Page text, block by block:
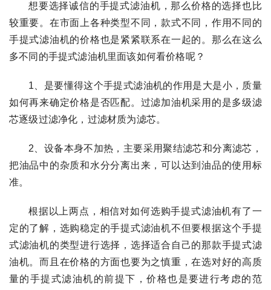
想要选择诚信的手提式滤油机，那么价格的选择也比
较重要。在市面上各种类型不同，款式不同，作用不同的
手提式滤油机的价格也是紧紧联系在一起的。那么在这么
多不同的手提式滤油机里面该如何看价格呢？
1、是要懂得这个手提式滤油机的作用是大是小，质量
如何再来确定价格是否匹配。过滤加油机采用的是多级滤
芯逐级过滤净化，过滤材质为滤芯。
2、设备本身不加热，主要采用聚结滤芯和分离滤芯，
把油品中的杂质和水分分离出来，可以达到油品的使用标
准。
根据以上两点，相信对如何选购手提式滤油机有了一
定的了解，选购稳定的手提式滤油机不但要根据这个手提
式滤油机的类型进行选择，选择适合自己的那款手提式滤
油机。而且在价格的方面也要为之慎重，在选对好的高质
量的手提式滤油机的前提下，价格也是要进行考虑的范